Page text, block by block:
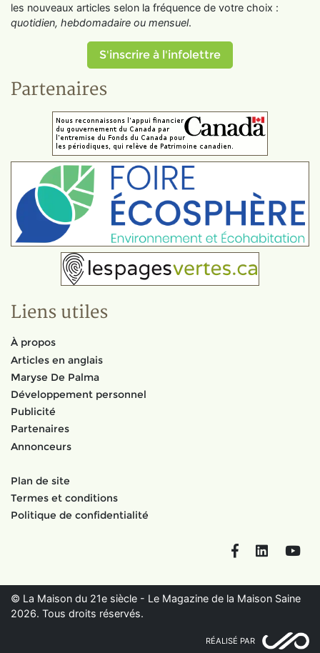
les nouveaux articles selon la fréquence de votre choix :
quotidien, hebdomadaire ou mensuel.
S'inscrire à l'infolettre
Partenaires
Liens utiles
À propos
Articles en anglais
Maryse De Palma
Développement personnel
Publicité
Partenaires
Annonceurs
Plan de site
Termes et conditions
Politique de confidentialité
FacebookLinkedIn
© La Maison du 21e siècle - Le Magazine de la Maison Saine
2026. Tous droits réservés.
RÉALISÉ PAR